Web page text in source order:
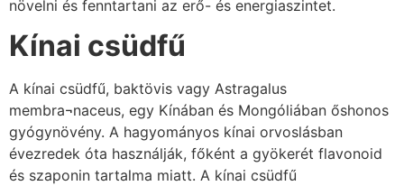
növelni és fenntartani az erő- és energiaszintet.
Kínai csüdfű
A kínai csüdfű, baktövis vagy Astragalus
membra¬naceus, egy Kínában és Mongóliában őshonos
gyógynövény. A hagyományos kínai orvoslásban
évezredek óta használják, főként a gyökerét flavonoid
és szaponin tartalma miatt. A kínai csüdfű